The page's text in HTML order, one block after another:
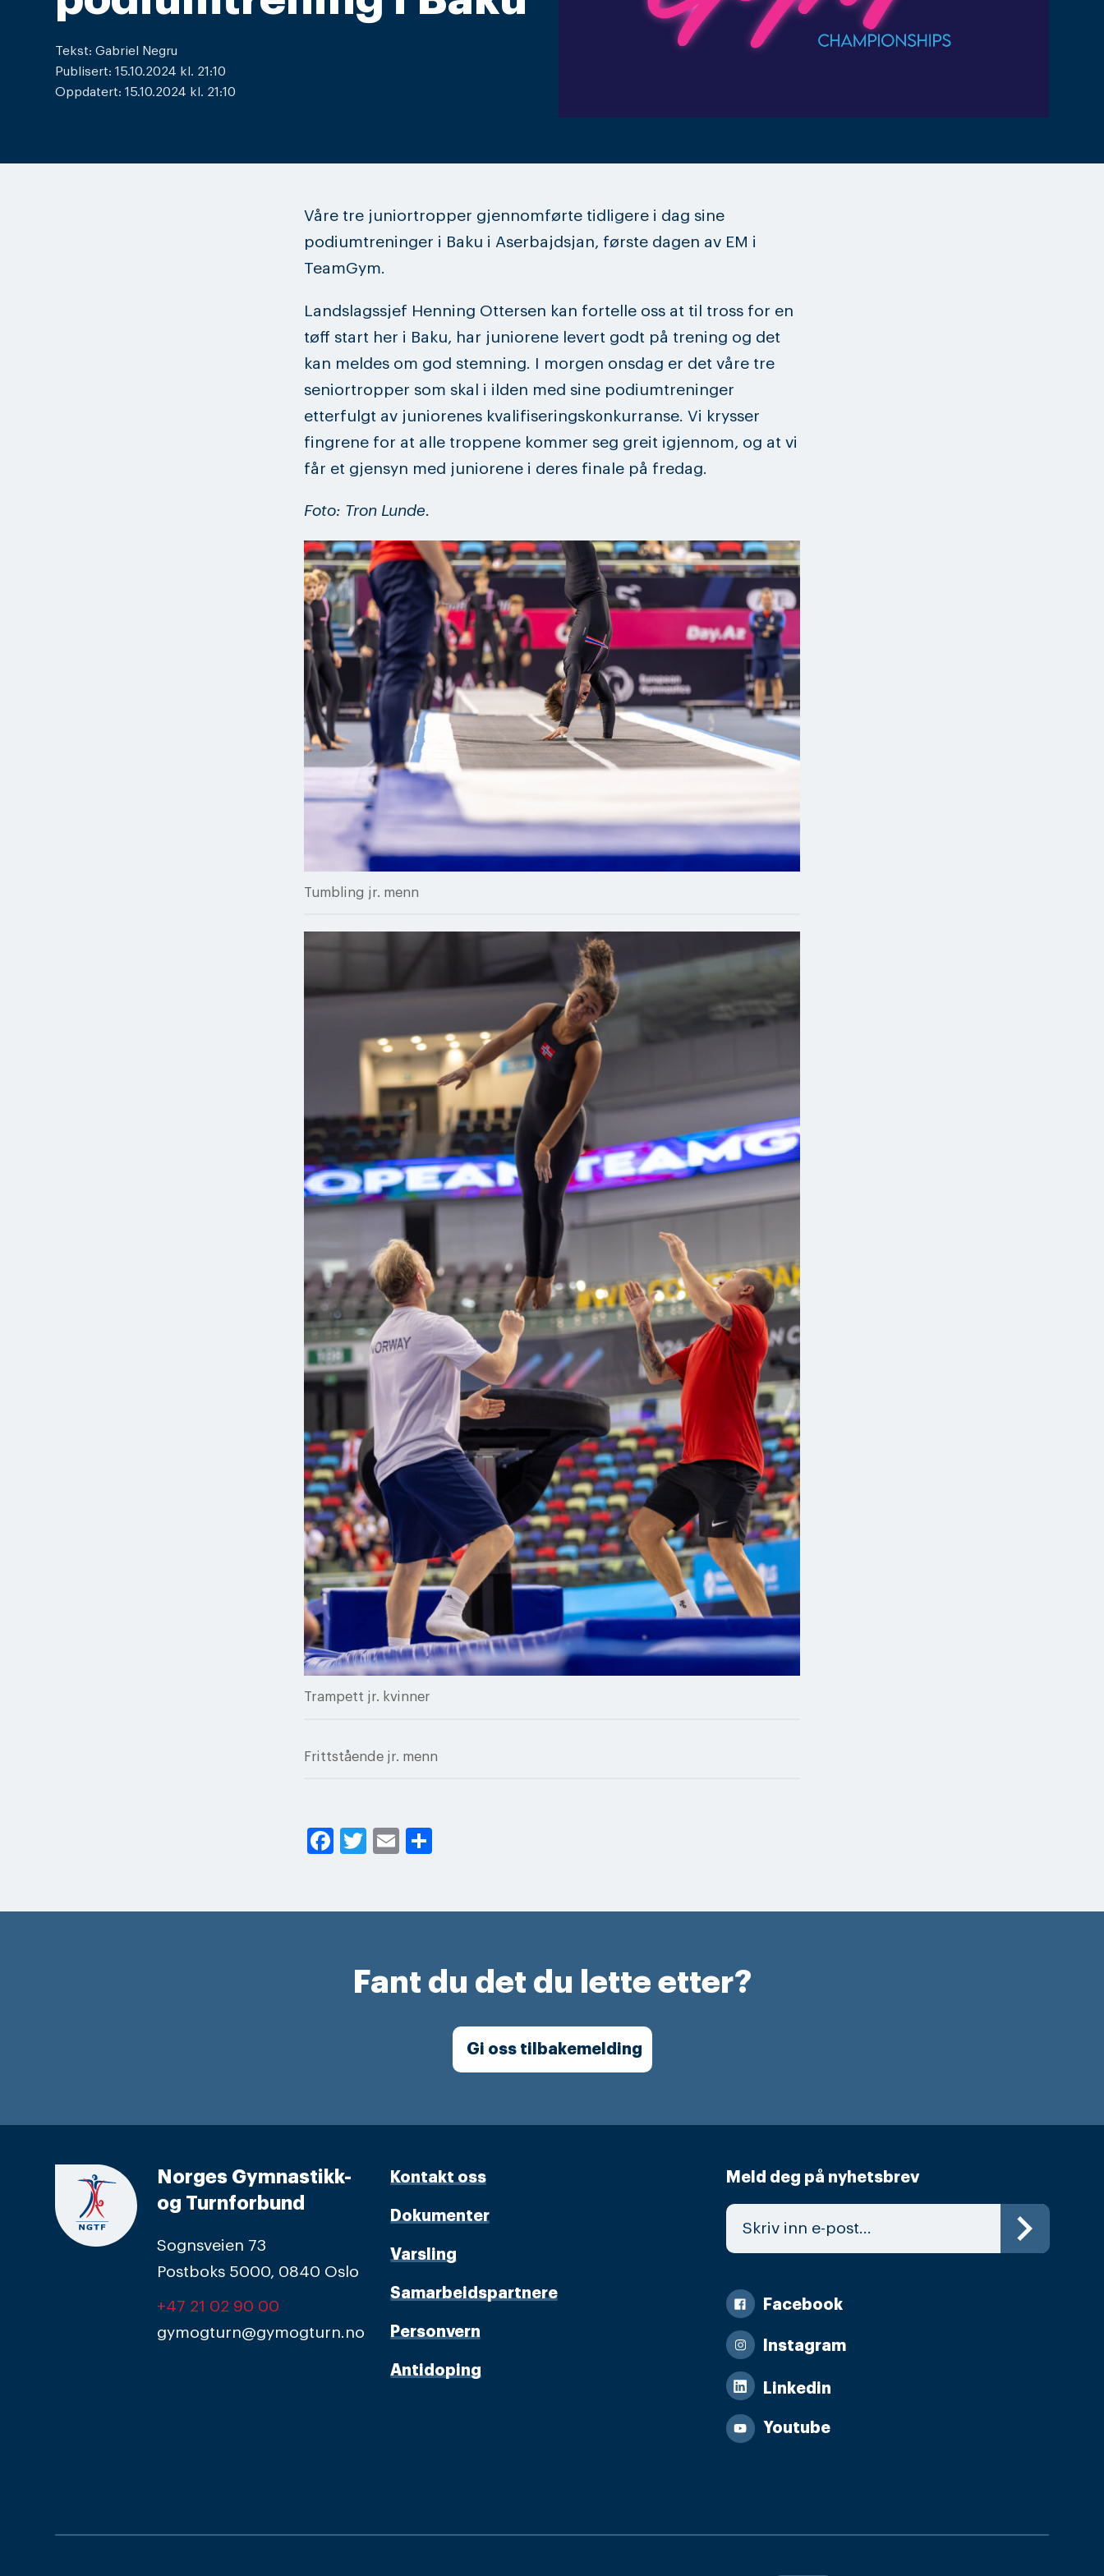
Tekst: Gabriel Negru
Publisert: 15.10.2024 kl. 21:10
Oppdatert: 15.10.2024 kl. 21:10
Våre tre juniortropper gjennomførte tidligere i dag sine
podiumtreninger i Baku i Aserbajdsjan, første dagen av EM i
TeamGym.
Landslagssjef Henning Ottersen kan fortelle oss at til tross for en
tøff start her i Baku, har juniorene levert godt på trening og det
kan meldes om god stemning. I morgen onsdag er det våre tre
seniortropper som skal i ilden med sine podiumtreninger
etterfulgt av juniorenes kvalifiseringskonkurranse. Vi krysser
fingrene for at alle troppene kommer seg greit igjennom, og at vi
får et gjensyn med juniorene i deres finale på fredag.
Foto: Tron Lunde.
Tumbling jr. menn
Trampett jr. kvinner
Frittstående jr. menn
Facebook
Twitter
Email
Fant du det du lette etter?
Gi oss tilbakemelding
Norges Gymnastikk-
og Turnforbund
Sognsveien 73
Postboks 5000, 0840 Oslo
+47 21 02 90 00
gymogturn@gymogturn.no
Kontakt oss
Dokumenter
Varsling
Samarbeidspartnere
Personvern
Antidoping
Meld deg på nyhetsbrev
Facebook
Instagram
Linkedin
Youtube